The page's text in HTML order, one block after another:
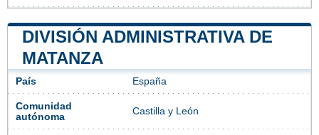
DIVISIÓN ADMINISTRATIVA DE
MATANZA
País España
Comunidad
autónoma
Castilla y León